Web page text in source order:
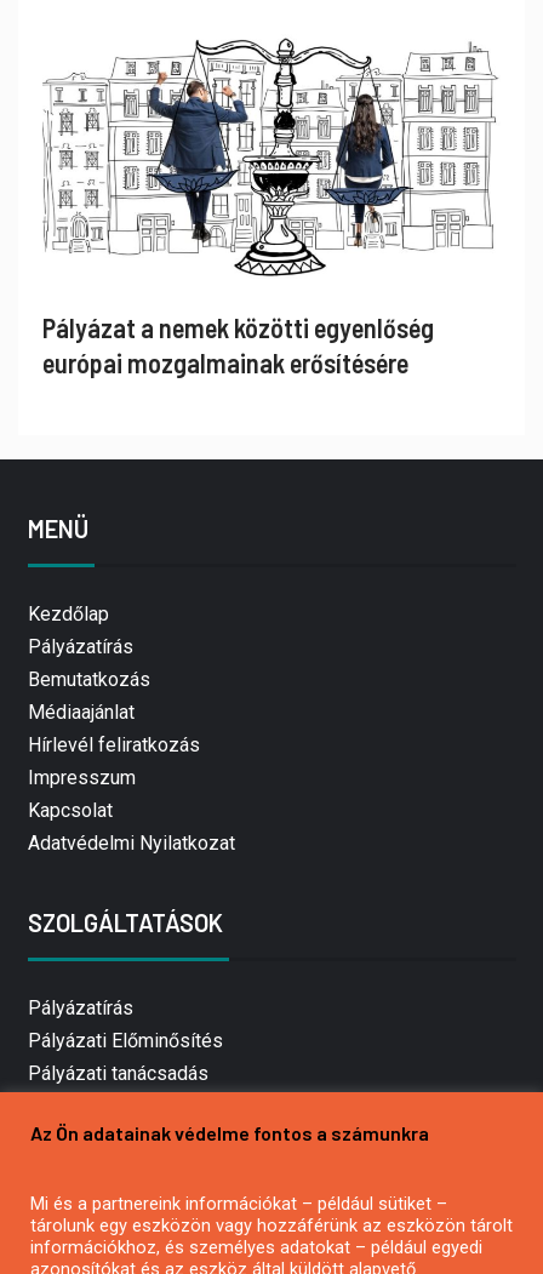
Pályázat a nemek közötti egyenlőség
európai mozgalmainak erősítésére
MENÜ
Kezdőlap
Pályázatírás
Bemutatkozás
Médiaajánlat
Hírlevél feliratkozás
Impresszum
Kapcsolat
Adatvédelmi Nyilatkozat
SZOLGÁLTATÁSOK
Pályázatírás
Pályázati Előminősítés
Pályázati tanácsadás
Mezőgazdasági pályázatírás
Pályázatírás civil szervezeteknek
Pályázatírás önkormányzatoknak
Az Ön adatainak védelme fontos a számunkra
Mi és a partnereink információkat – például sütiket –
tárolunk egy eszközön vagy hozzáférünk az eszközön tárolt
információkhoz, és személyes adatokat – például egyedi
azonosítókat és az eszköz által küldött alapvető